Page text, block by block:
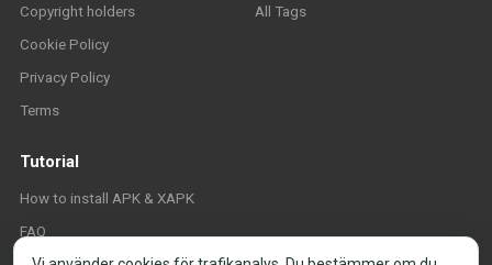
Copyright holders
Cookie Policy
Privacy Policy
Terms
All Tags
Tutorial
How to install APK & XAPK
FAQ